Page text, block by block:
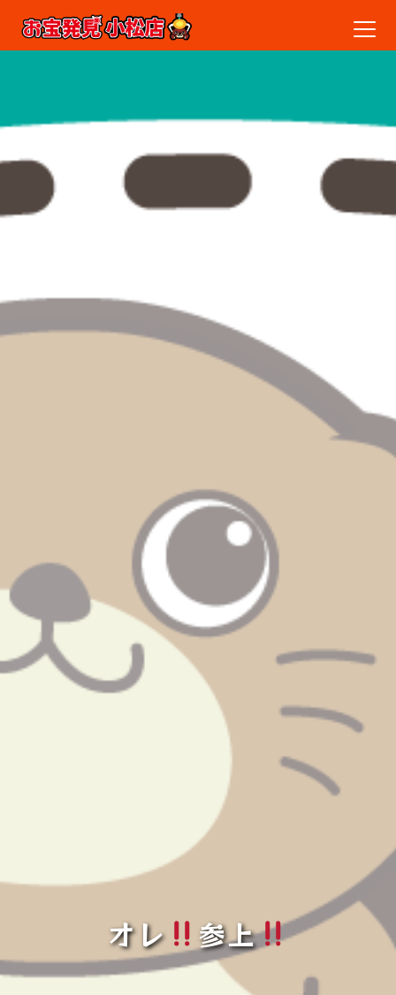
オレ 参上